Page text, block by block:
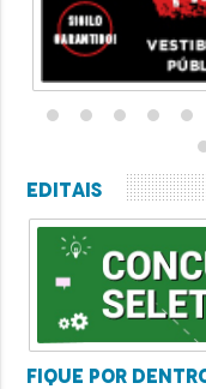
Editais
Fique por